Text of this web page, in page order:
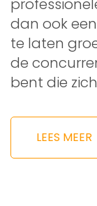
dan ook
te laten
de
bent die
LEES MEER